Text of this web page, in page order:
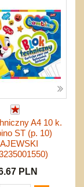
A4 10 k.
ST (p. 10)
PLN